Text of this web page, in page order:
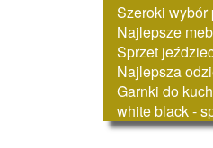
Szeroki wybór
Najlepsze
Sprzet
Najlepsza
Garnki do
white black -